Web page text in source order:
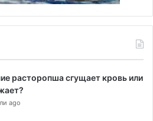
расторопша сгущает кровь или
ago